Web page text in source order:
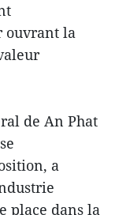
ouvrant la
de An Phat
a
place dans la